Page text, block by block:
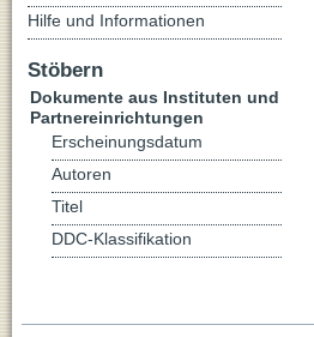
Hilfe und Informationen
Stöbern
Dokumente aus Instituten und
Partnereinrichtungen
Erscheinungsdatum
Autoren
Titel
DDC-Klassifikation